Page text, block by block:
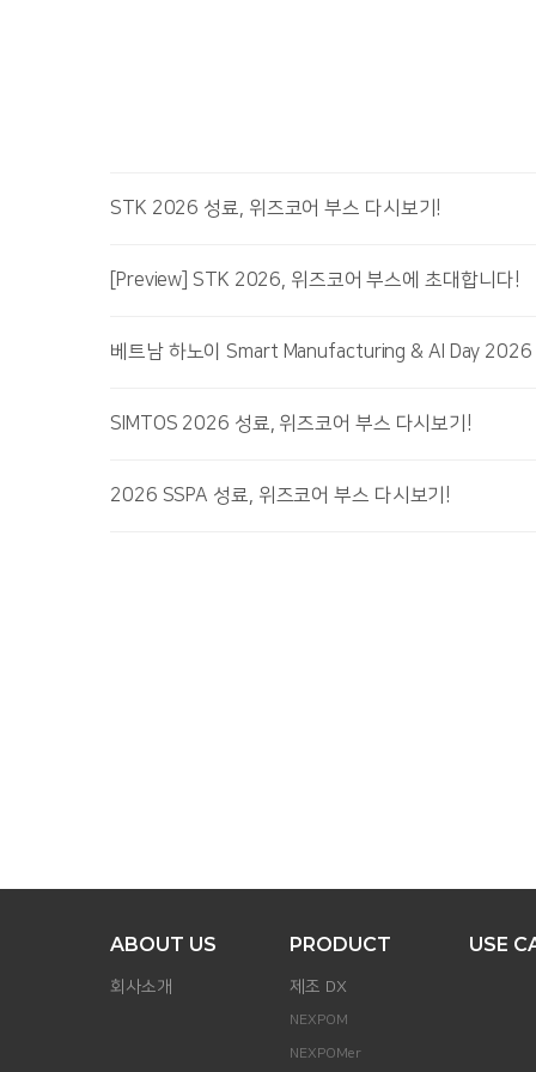
STK 2026 성료, 위즈코어 부스 다시보기!
[Preview] STK 2026, 위즈코어 부스에 초대합니다!
베트남 하노이 Smart Manufacturing & AI Day 2026
SIMTOS 2026 성료, 위즈코어 부스 다시보기!
2026 SSPA 성료, 위즈코어 부스 다시보기!
ABOUT US
회사소개
PRODUCT
제조 DX
NEXPOM
NEXPOMer
USE